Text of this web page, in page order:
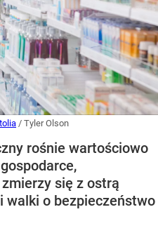
/ Tyler Olson
rośnie wartościowo
się z ostrą
walki o bezpieczeństwo